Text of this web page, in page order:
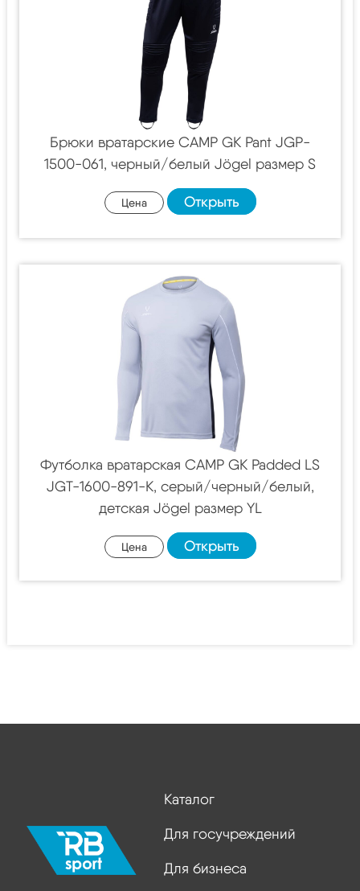
Брюки вратарские CAMP GK Pant JGP-
1500-061, черный/белый Jögel размер S
Цена Открыть
Футболка вратарская CAMP GK Padded LS
JGT-1600-891-K, серый/черный/белый,
детская Jögel размер YL
Цена Открыть
Каталог
Для госучреждений
Для бизнеса